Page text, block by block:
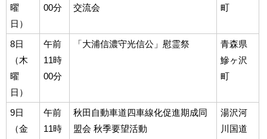
曜
日）
00分
交流会
町
8日
（木
曜
日）
午前
11時
00分
「大浦信濃守光信公」慰霊祭
青森県
鰺ヶ沢
町
9日
（金
午前
11時
秋田自動車道四車線化促進期成同
盟会 秋季要望活動
湯沢河
川国道